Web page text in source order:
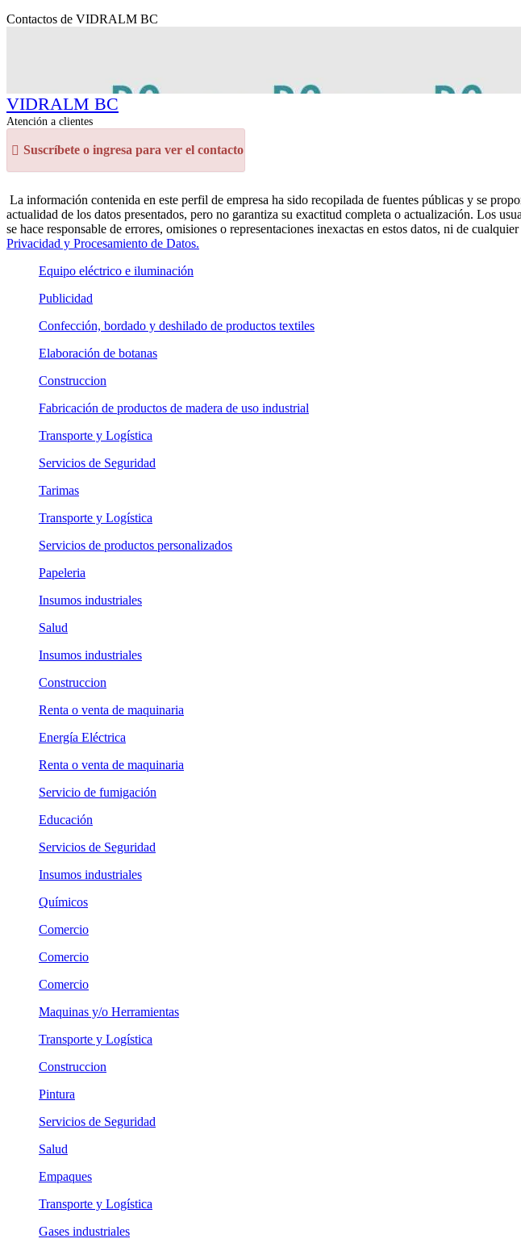
Contactos de VIDRALM BC
VIDRALM BC
Atención a clientes
Suscríbete o ingresa para ver el contacto
La información contenida en este perfil de empresa ha sido recopilada de fuentes públicas y se
actualidad de los datos presentados, pero no garantiza su exactitud completa o actualización. Los
se hace responsable de errores, omisiones o representaciones inexactas en estos datos, ni de
Privacidad y Procesamiento de Datos.
Equipo eléctrico e iluminación
Publicidad
Confección, bordado y deshilado de productos textiles
Elaboración de botanas
Construccion
Fabricación de productos de madera de uso industrial
Transporte y Logística
Servicios de Seguridad
Tarimas
Transporte y Logística
Servicios de productos personalizados
Papeleria
Insumos industriales
Salud
Insumos industriales
Construccion
Renta o venta de maquinaria
Energía Eléctrica
Renta o venta de maquinaria
Servicio de fumigación
Educación
Servicios de Seguridad
Insumos industriales
Químicos
Comercio
Comercio
Comercio
Maquinas y/o Herramientas
Transporte y Logística
Construccion
Pintura
Servicios de Seguridad
Salud
Empaques
Transporte y Logística
Gases industriales